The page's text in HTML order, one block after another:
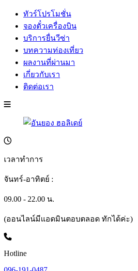
ทัวร์โปรโมชั่น
จองตั๋วเครื่องบิน
บริการยื่นวีซ่า
บทความท่องเที่ยว
ผลงานที่ผ่านมา
เกี่ยวกับเรา
ติดต่อเรา
เวลาทำการ
จันทร์-อาทิตย์ :
09.00 - 22.00 น.
(ออนไลน์มีแอดมินตอบตลอด ทักได้ค่ะ)
Hotline